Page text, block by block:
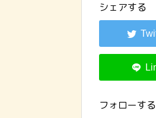
シェアする
フォローする